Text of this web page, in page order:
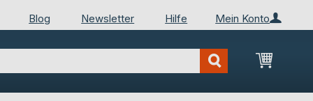
Mein Konto
Blog Newsletter Hilfe
Mein